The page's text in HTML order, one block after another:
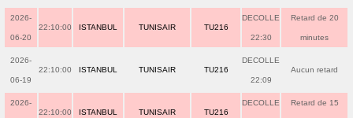
2026-
06-20
22:10:00 ISTANBUL TUNISAIR TU216
DECOLLE
22:30
Retard de 20
minutes
2026-
06-19
22:10:00 ISTANBUL TUNISAIR TU216
DECOLLE
22:09
Aucun retard
2026-
22:10:00 ISTANBUL TUNISAIR TU216
DECOLLE Retard de 15